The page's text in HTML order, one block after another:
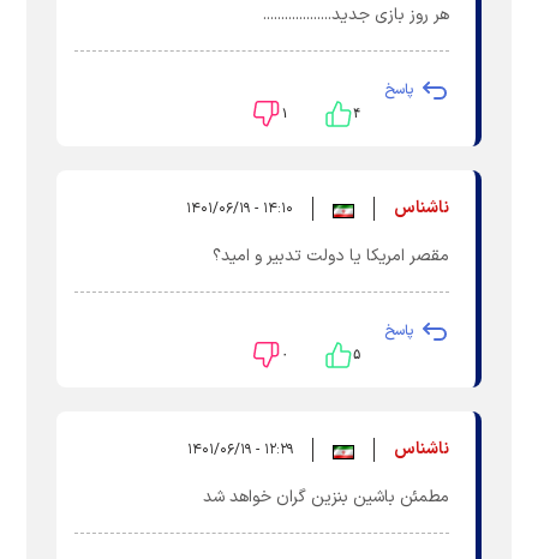
هر روز بازی جدید...................
پاسخ
۴ ۱
ناشناس ۱۴:۱۰ - ۱۴۰۱/۰۶/۱۹
مقصر امریکا یا دولت تدبیر و امید؟
پاسخ
۵ ۰
ناشناس ۱۲:۲۹ - ۱۴۰۱/۰۶/۱۹
مطمئن باشین بنزین گران خواهد شد